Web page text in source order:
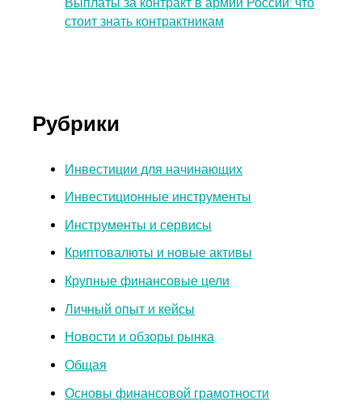
стоит знать контрактникам
Рубрики
Инвестиции для начинающих
Инвестиционные инструменты
Инструменты и сервисы
Криптовалюты и новые активы
Крупные финансовые цели
Личный опыт и кейсы
Новости и обзоры рынка
Общая
Основы финансовой грамотности